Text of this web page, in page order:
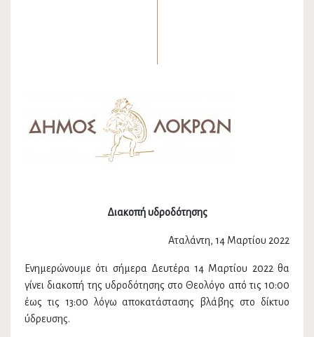
Διακοπή υδροδότησης
Αταλάντη, 14 Μαρτίου 2022
Ενημερώνουμε ότι σήμερα Δευτέρα 14 Μαρτίου 2022 θα
γίνει διακοπή της υδροδότησης στο Θεολόγο από τις 10:00
έως τις 13:00 λόγω αποκατάστασης βλάβης στο δίκτυο
ύδρευσης.